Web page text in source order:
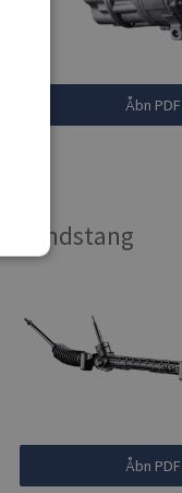
Åbn PDF
Tandstang
Åbn PDF